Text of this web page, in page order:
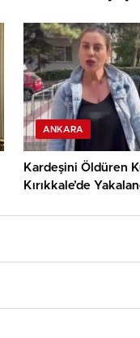
ANKARA
Kardeşini Öldüren
Kırıkkale’de